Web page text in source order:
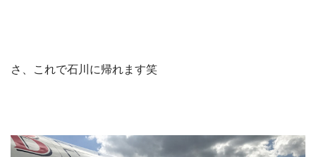
さ、これで石川に帰れます笑